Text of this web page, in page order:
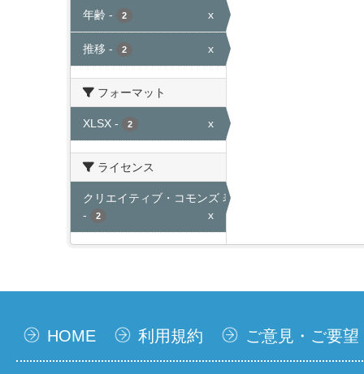
年齢 - 2 x
推移 - 2 x
フォーマット
XLSX - 2 x
ライセンス
クリエイティブ・コモンズ 表示
-
2 x
HOME 利用規約 ご意見・ご要望